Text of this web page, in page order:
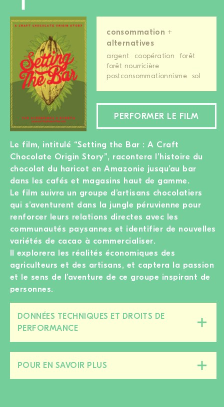
consommation +
alternatives
argent coopération
forêt
forêt nourricière
postconsommationnisme
sol
PERFORMER LE FILM
Le film, intitulé “Setting the Bar : A Craft
Chocolate Origin Story”, racontera l’histoire du
chocolat du haricot en Amazonie jusqu’au bar
dans les cafés et magasins haut de gamme.
Le film suivra un groupe d’artisans chocolatiers
qui s’aventurent dans la jungle péruvienne pour
renforcer leurs relations directes avec les
communautés paysannes et identifier de nouvelles
variétés de cacao à commercialiser.
Il explorera les réalités économiques des
agriculteurs et des artisans, et captera la passion
et le sens de l’aventure de ce groupe inspirant de
personnes.
DONNÉES TECHNIQUES ET DROITS DE
PERFORMANCE
POUR EN SAVOIR PLUS
cette